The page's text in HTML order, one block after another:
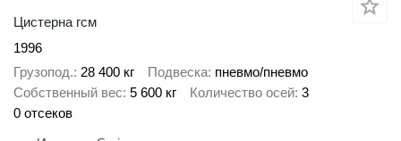
Цистерна гсм
1996
Грузопод. 28 400 кг Подвеска пневмо/пневмо
Собственный вес 5 600 кг Количество осей 3
0 отсеков